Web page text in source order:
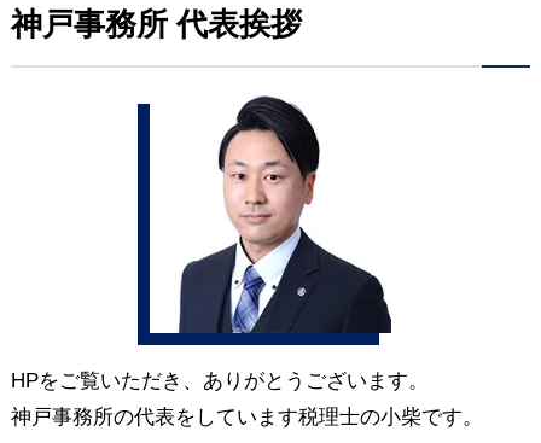
神戸事務所 代表挨拶
HPをご覧いただき、ありがとうございます。
神戸事務所の代表をしています税理士の小柴です。